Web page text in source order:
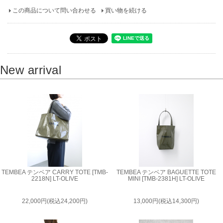
この商品について問い合わせる 買い物を続ける
New arrival
TEMBEA テンベア CARRY TOTE [TMB-
2218N] LT-OLIVE
22,000円(税込24,200円)
TEMBEA テンベア BAGUETTE TOTE
MINI [TMB-2381H] LT-OLIVE
13,000円(税込14,300円)